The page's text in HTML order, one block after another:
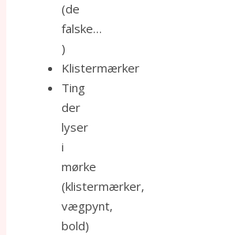
(de
falske…
)
Klistermærker
Ting
der
lyser
i
mørke
(klistermærker,
vægpynt,
bold)